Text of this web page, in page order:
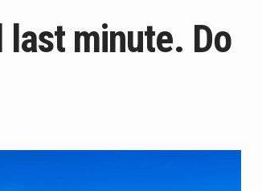
last minute. Do